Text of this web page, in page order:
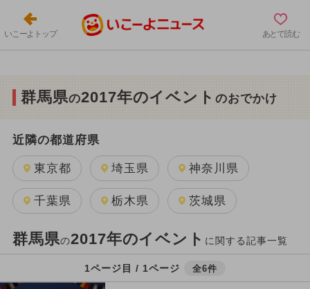
いこーよトップ あとで読む
群馬県の2017年のイベントのおでかけ
近隣の都道府県
東京都 埼玉県 神奈川県
千葉県 栃木県 茨城県
群馬県の2017年のイベント に関する記事一覧
1ページ目 / 1ページ 全6件